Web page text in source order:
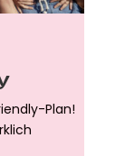
Plan!